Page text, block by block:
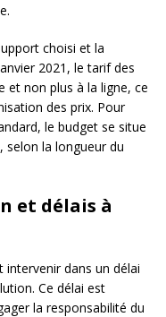
choisi et la
2021, le tarif des
et non plus à la ligne, ce
des prix. Pour
le budget se situe
selon la longueur du
et délais à
intervenir dans un délai
Ce délai est
la responsabilité du